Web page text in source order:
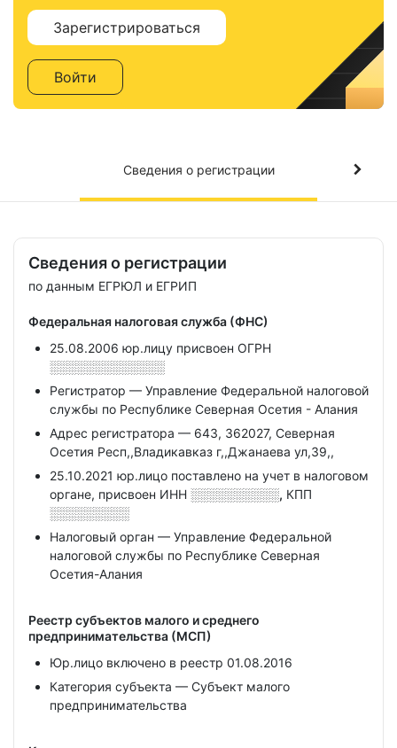
Зарегистрироваться
Войти
Сведения о регистрации
Сведения о регистрации
по данным ЕГРЮЛ и ЕГРИП
Федеральная налоговая служба (ФНС)
25.08.2006 юр.лицу присвоен ОГРН
░░░░░░░░░░░░░
Регистратор — Управление Федеральной налоговой
службы по Республике Северная Осетия - Алания
Адрес регистратора — 643, 362027, Северная
Осетия Респ,,Владикавказ г,,Джанаева ул,39,,
25.10.2021 юр.лицо поставлено на учет в налоговом
органе, присвоен ИНН ░░░░░░░░░░, КПП
░░░░░░░░░
Налоговый орган — Управление Федеральной
налоговой службы по Республике Северная
Осетия-Алания
Реестр субъектов малого и среднего
предпринимательства (МСП)
Юр.лицо включено в реестр 01.08.2016
Категория субъекта — Субъект малого
предпринимательства